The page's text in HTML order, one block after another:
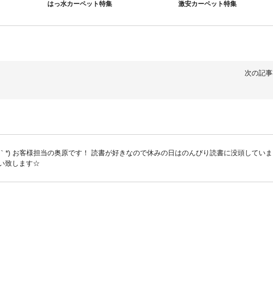
はっ水カーペット特集 激安カーペット特集
次の記事
*) お客様担当の奥原です！ 読書が好きなので休みの日はのんびり読書に没頭していま
致します☆